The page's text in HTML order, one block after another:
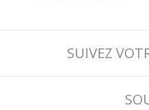
SUIVEZ